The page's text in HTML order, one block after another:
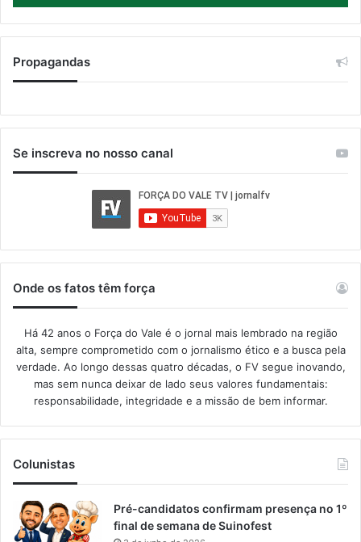
Propagandas
Se inscreva no nosso canal
Onde os fatos têm força
Há 42 anos o Força do Vale é o jornal mais lembrado na região
alta, sempre comprometido com o jornalismo ético e a busca pela
verdade. Ao longo dessas quatro décadas, o FV segue inovando,
mas sem nunca deixar de lado seus valores fundamentais:
responsabilidade, integridade e a missão de bem informar.​
Colunistas
Pré-candidatos confirmam presença no 1º
final de semana de Suinofest